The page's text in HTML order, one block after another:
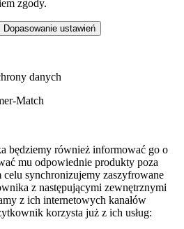
zgody.
Dopasowanie ustawień
danych
Match
będziemy również informować go o
mu odpowiednie produkty poza
synchronizujemy zaszyfrowane
z następującymi zewnętrznymi
z ich internetowych kanałów
korzysta już z ich usług: